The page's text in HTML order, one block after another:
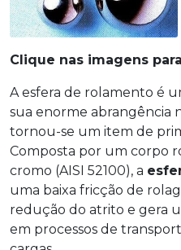
Clique nas imagens
A esfera de rolamento é
sua enorme abrangência
tornou-se um item de
Composta por um corpo
cromo (AISI 52100), a
uma baixa fricção de
redução do atrito e gera
em processos de